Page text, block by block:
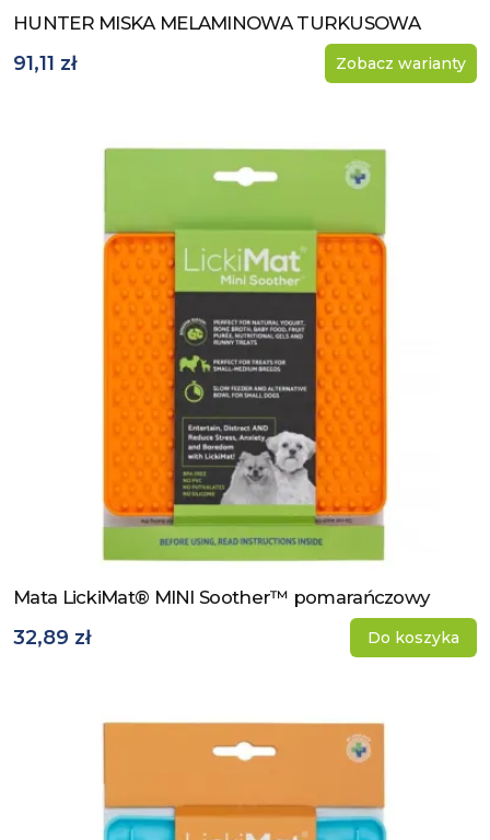
Zobacz produkt
HUNTER MISKA MELAMINOWA TURKUSOWA
91,11 zł Zobacz warianty
Zobacz produkt
Mata LickiMat® MINI Soother™ pomarańczowy
32,89 zł Do koszyka